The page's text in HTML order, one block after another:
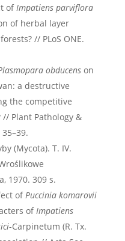
ofImpatiens parviflora
of herbal layer
// PLoS ONE.
obducenson
a destructive
the competitive
Plant Pathology &
(Mycota). T. IV.
1970. 309 s.
ofPuccinia komarovii
ofImpatiens
-Carpinetum (R. Tx.